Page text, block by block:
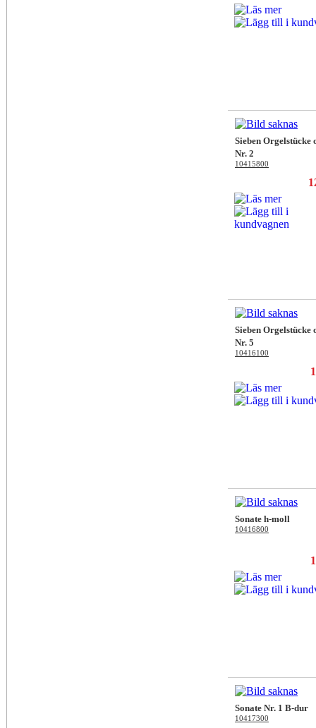
Sieben Orgelstücke
Nr. 2
10415800
Sieben Orgelstücke
Nr. 5
10416100
Sonate h-moll
10416800
Sonate Nr. 1 B-dur
10417300